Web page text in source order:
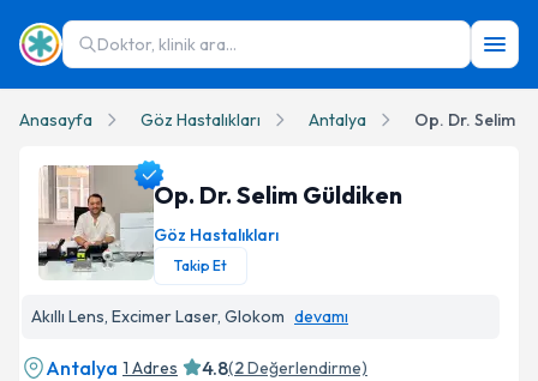
Doktor, klinik ara...
Anasayfa Göz Hastalıkları Antalya Op. Dr. Selim
Op. Dr. Selim Güldiken
Göz Hastalıkları
Takip Et
Akıllı Lens, Excimer Laser, Glokom devamı
Antalya 1 Adres 4.8(2Değerlendirme)